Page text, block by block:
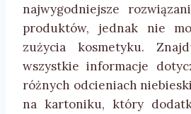
najwygodniejsze
produktów, jednak nie
zużycia kosmetyku.
wszystkie informacje
różnych odcieniach
na kartoniku, który